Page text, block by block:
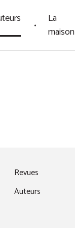
La
maison
Revues
Auteurs